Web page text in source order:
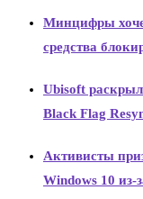
Минцифры
средства
Ubisoft
Black Flag
Активисты
Windows 10 из-